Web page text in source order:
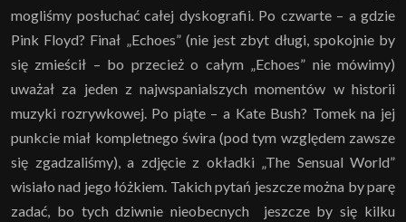
mogliśmy posłuchać całej dyskografii. Po czwarte – a gdzie
Pink Floyd? Finał „Echoes” (nie jest zbyt długi, spokojnie by
się zmieścił – bo przecież o całym „Echoes” nie mówimy)
uważał za jeden z najwspanialszych momentów w historii
muzyki rozrywkowej. Po piąte – a Kate Bush? Tomek na jej
punkcie miał kompletnego świra (pod tym względem zawsze
się zgadzaliśmy), a zdjęcie z okładki „The Sensual World”
wisiało nad jego łóżkiem. Takich pytań jeszcze można by parę
zadać, bo tych dziwnie nieobecnych jeszcze by się kilku